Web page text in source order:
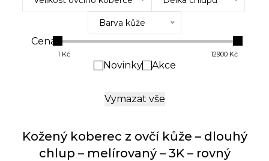
Barva kůže
Cena:
1 12900
Novinky Akce
Vymazat vše
Kožený koberec z ovčí kůže – dlouhý
chlup – melírovaný – 3K – rovný